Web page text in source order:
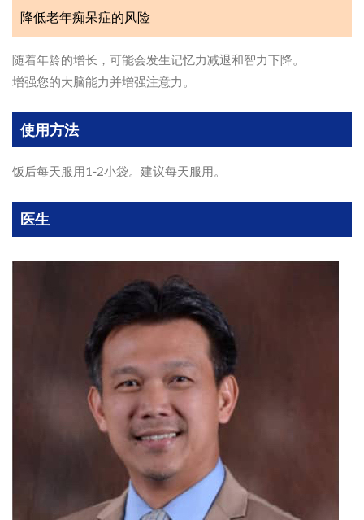
降低老年痴呆症的风险
随着年龄的增长，可能会发生记忆力减退和智力下降。
增强您的大脑能力并增强注意力。
使用方法
饭后每天服用1-2小袋。建议每天服用。
医生